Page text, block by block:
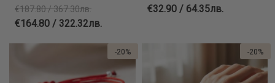
€187.80 / 367.30лв.
€164.80 / 322.32лв.
€32.90 / 64.35лв.
-20% -20%